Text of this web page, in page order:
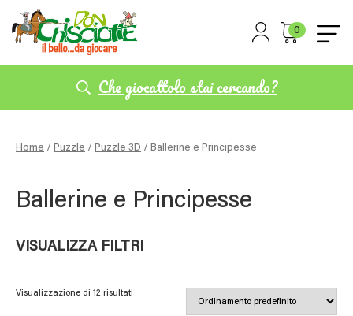
0
Che giocattolo stai cercando?
Home / Puzzle / Puzzle 3D / Ballerine e Principesse
Ballerine e Principesse
VISUALIZZA FILTRI
Visualizzazione di 12 risultati